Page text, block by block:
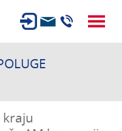
kraju